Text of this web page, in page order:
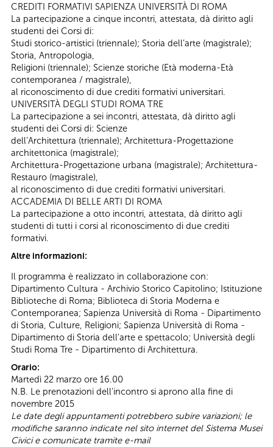
CREDITI FORMATIVI SAPIENZA UNIVERSITÀ DI ROMA
La partecipazione a cinque incontri, attestata, dà diritto agli
studenti dei Corsi di:
Studi storico-artistici (triennale); Storia dell’arte (magistrale);
Storia, Antropologia,
Religioni (triennale); Scienze storiche (Età moderna-Età
contemporanea / magistrale),
al riconoscimento di due crediti formativi universitari.
UNIVERSITÀ DEGLI STUDI ROMA TRE
La partecipazione a sei incontri, attestata, dà diritto agli
studenti dei Corsi di: Scienze
dell’Architettura (triennale); Architettura-Progettazione
architettonica (magistrale);
Architettura-Progettazione urbana (magistrale); Architettura-
Restauro (magistrale),
al riconoscimento di due crediti formativi universitari.
ACCADEMIA DI BELLE ARTI DI ROMA
La partecipazione a otto incontri, attestata, dà diritto agli
studenti di tutti i corsi al riconoscimento di due crediti
formativi.
Altre informazioni:
Il programma è realizzato in collaborazione con:
Dipartimento Cultura - Archivio Storico Capitolino; Istituzione
Biblioteche di Roma; Biblioteca di Storia Moderna e
Contemporanea; Sapienza Università di Roma - Dipartimento
di Storia, Culture, Religioni; Sapienza Università di Roma -
Dipartimento di Storia dell'arte e spettacolo; Università degli
Studi Roma Tre - Dipartimento di Architettura.
Orario:
Martedì 22 marzo ore 16.00
N.B. Le prenotazioni dell'incontro si aprono alla fine di
novembre 2015
Le date degli appuntamenti potrebbero subire variazioni; le
modifiche saranno indicate nel sito internet del Sistema Musei
Civici e comunicate tramite e-mail